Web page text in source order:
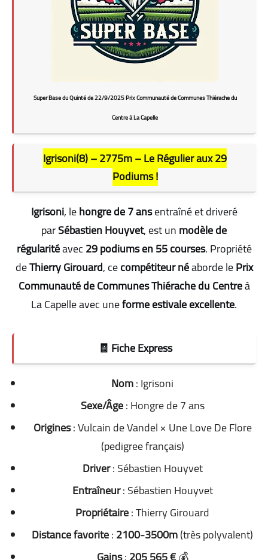
Super Base du Quinté de 22/9/2025 Prix Communauté de Communes Thiérache du
Centre à La Capelle
Igrisoni(8) – 2775m – Le Régulier aux 29
Podiums !
Igrisoni, lehongre de 7 ansentraîné et driveré
parSébastien Houyvet, est unmodèle de
régularitéavec29 podiums en 55 courses. Propriété
deThierry Girouard, cecompétiteur néaborde lePrix
Communauté de Communes Thiérache du Centreà
La Capelle avec uneforme estivale excellente.
🧾 Fiche Express
Nom: Igrisoni
Sexe/Âge: Hongre de 7 ans
Origines: Vulcain de Vandel × Une Love De Flore
(pedigree français)
Driver: Sébastien Houyvet
Entraîneur: Sébastien Houyvet
Propriétaire: Thierry Girouard
Distance favorite:2100-3500m(très polyvalent)